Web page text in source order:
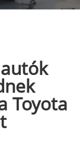
Toyota